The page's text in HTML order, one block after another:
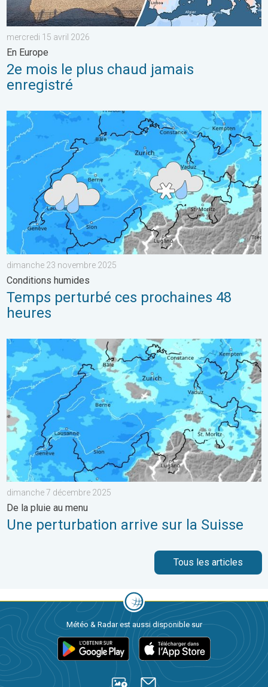
mercredi 15 avril 2026
En Europe
2e mois le plus chaud jamais
enregistré
Temps perturbé ces prochaines 48 heures. Conditions
dimanche 23 novembre 2025
Conditions humides
Temps perturbé ces prochaines 48
heures
Une perturbation arrive sur la Suisse. De la pluie au menu. . .
dimanche 7 décembre 2025
De la pluie au menu
Une perturbation arrive sur la Suisse
Tous les articles
Météo & Radar est aussi disponible sur